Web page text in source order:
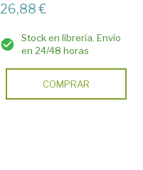
26,88 €
Stock en librería. Envío
en 24/48 horas
COMPRAR